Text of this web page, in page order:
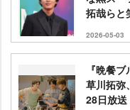
拓哉らと
2026-05-03
『晩餐
草川拓弥
28日放送